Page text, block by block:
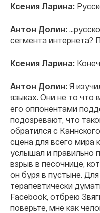
Ксения Ларина:
Антон Долин:
сегмента интернета?
Ксения Ларина:
Антон Долин: Я
языках. Они не то что
его оппонентами
подозревают, что
обратился с
сцена для всего мира
услышал и правильно
взрыв в песочнице,
он буря в пустыне.
терапевтически
Facebook, отбрею
поверьте, мне как